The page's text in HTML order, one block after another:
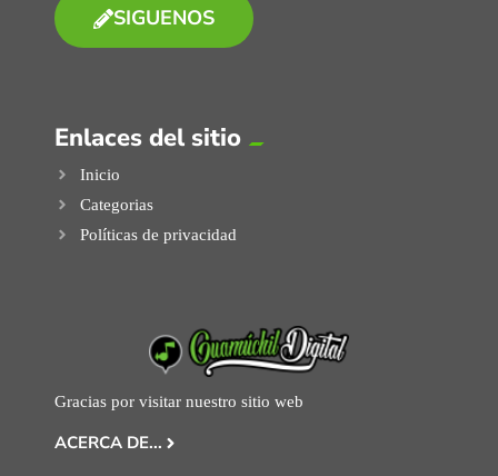
SIGUENOS
Enlaces del sitio
Inicio
Categorias
Políticas de privacidad
Gracias por visitar nuestro sitio web
ACERCA DE...